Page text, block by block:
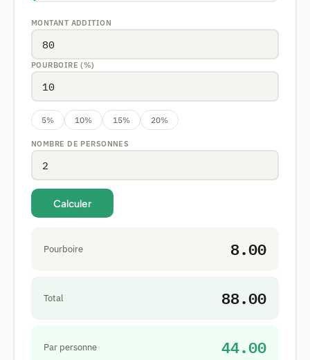
MONTANT ADDITION
POURBOIRE (%)
5% 10% 15% 20%
NOMBRE DE PERSONNES
Calculer
Pourboire 8.00
Total 88.00
Par personne 44.00